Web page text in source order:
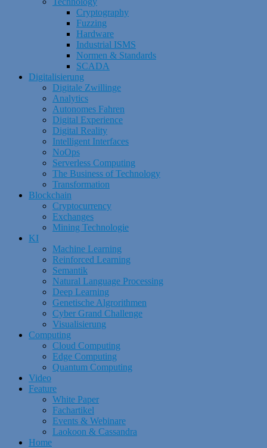
Cryptography
Fuzzing
Hardware
Industrial ISMS
Normen & Standards
SCADA
Digitalisierung
Digitale Zwillinge
Analytics
Autonomes Fahren
Digital Experience
Digital Reality
Intelligent Interfaces
NoOps
Serverless Computing
The Business of Technology
Transformation
Blockchain
Cryptocurrency
Exchanges
Mining Technologie
KI
Machine Learning
Reinforced Learning
Semantik
Natural Language Processing
Deep Learning
Genetische Algrorithmen
Cyber Grand Challenge
Visualisierung
Computing
Cloud Computing
Edge Computing
Quantum Computing
Video
Feature
White Paper
Fachartikel
Events & Webinare
Laokoon & Cassandra
Home